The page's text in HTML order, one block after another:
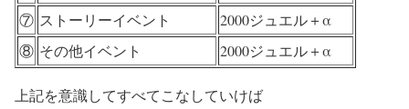
⑦ ストーリーイベント
2000ジュエル＋α
⑧ その他イベント 2000ジュエル＋α
上記を意識してすべてこなしていけば